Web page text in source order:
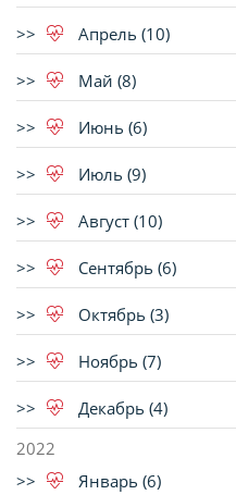
Апрель (10)
Май (8)
Июнь (6)
Июль (9)
Август (10)
Сентябрь (6)
Октябрь (3)
Ноябрь (7)
Декабрь (4)
2022
Январь (6)